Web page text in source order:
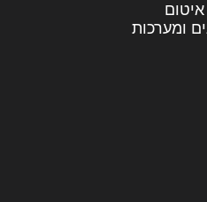
איטום
ומערכות